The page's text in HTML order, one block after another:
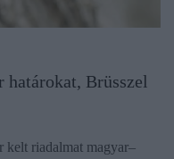
határokat, Brüsszel
kelt riadalmat magyar–